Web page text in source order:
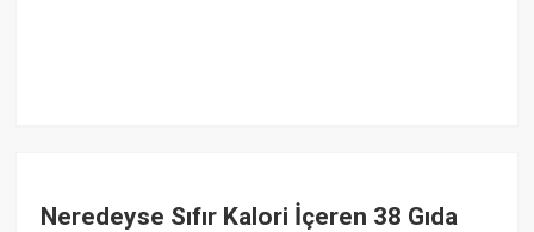
Neredeyse Sıfır Kalori İçeren 38 Gıda